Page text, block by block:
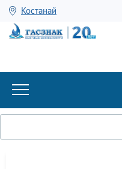
Костанай